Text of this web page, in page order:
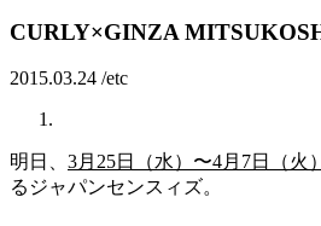
CURLY×GINZA
2015.03.24 /etc
明日、 3月25日（水）〜4月7日（火）
るジャパンセンスィズ。